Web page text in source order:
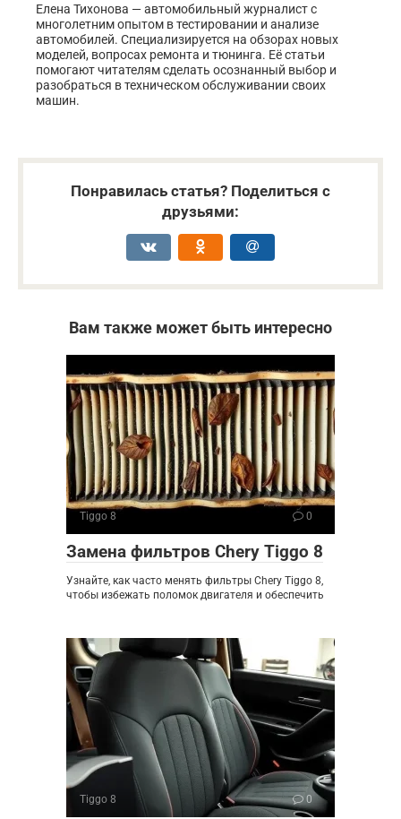
Елена Тихонова — автомобильный журналист с
многолетним опытом в тестировании и анализе
автомобилей. Специализируется на обзорах новых
моделей, вопросах ремонта и тюнинга. Её статьи
помогают читателям сделать осознанный выбор и
разобраться в техническом обслуживании своих
машин.
Понравилась статья? Поделиться с
друзьями:
Вам также может быть интересно
Tiggo 8 0
Замена фильтров Chery Tiggo 8
Узнайте, как часто менять фильтры Chery Tiggo 8,
чтобы избежать поломок двигателя и обеспечить
Tiggo 8 0